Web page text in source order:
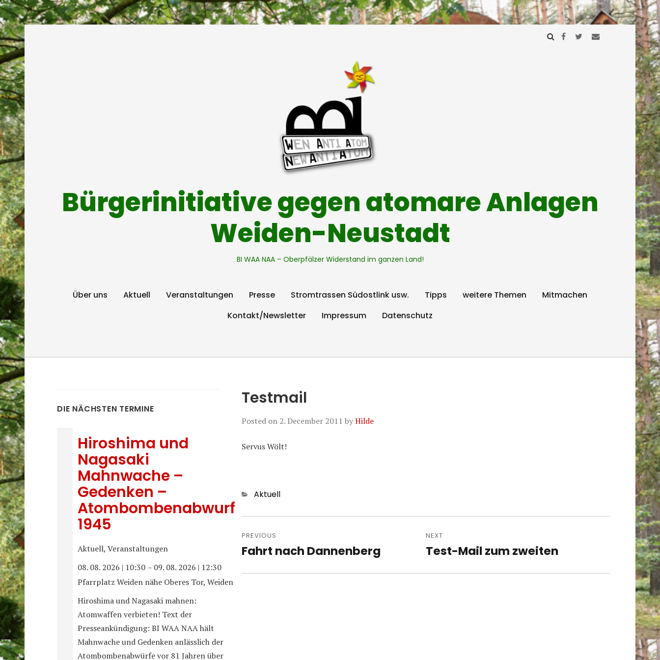
Bürgerinitiative gegen atomare Anlagen
Weiden-Neustadt
BI WAA NAA – Oberpfälzer Widerstand im ganzen Land!
Über uns Aktuell Veranstaltungen Presse Stromtrassen Südostlink usw. Tipps weitere Themen
Mitmachen
Kontakt/Newsletter
Impressum Datenschutz
Testmail
Posted on 2. December 2011 byHilde
Servus Wölt!
Categories
Aktuell
Post
navigation
PREVIOUS
Previous
Fahrt nach Dannenberg
NEXT
Next
Test-Mail zum zweiten
DIE NÄCHSTEN TERMINE
Hiroshima und
Nagasaki
Mahnwache –
Gedenken –
Atombombenabwurf
1945
Aktuell, Veranstaltungen
08. 08. 2026 | 10:30 – 09. 08. 2026 | 12:30
Pfarrplatz Weiden nähe Oberes Tor, Weiden
Hiroshima und Nagasaki mahnen:
Atomwaffen verbieten! Text der
Presseankündigung: BI WAA NAA hält
Mahnwache und Gedenken anlässlich der
Atombombenabwürfe vor 81 Jahren über